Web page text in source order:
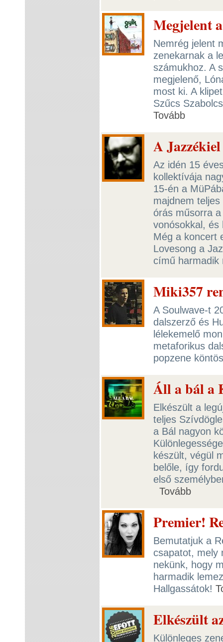
Megjelent
Nemrég jelent
zenekarnak a
számukhoz. A
megjelenő,
most ki. A
Szűcs
Tovább
A
Az idén 15
kollektívája
15-én a
majdnem
órás műsorra
vonósokkal, és
Még a koncert
Lovesong a
című
Miki357
A Soulwave-t
dalszerző és
lélekemelő
metaforikus
popzene
Áll a bál a
Elkészült a
teljes
a Bál nagyon
készült, végül
belőle, így
első
Tovább
Premier!
Bemutatjuk a
csapatot, mely
nekünk, hogy
harmadik
Hallgassátok!
Elkészült
Különleges